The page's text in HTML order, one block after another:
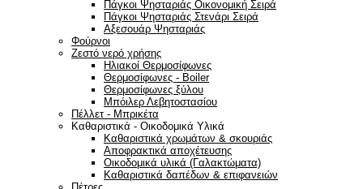
Πάγκοι Ψησταριάς Οικονομική Σειρά
Πάγκοι Ψησταριάς Στενάρι Σειρά
Αξεσουάρ Ψησταριάς
Φούρνοι
Ζεστό νερό χρήσης
Ηλιακοί Θερμοσίφωνες
Θερμοσίφωνες - Boiler
Θερμοσίφωνες ξύλου
Μπόιλερ Λεβητοστασίου
Πέλλετ - Μπρικέτα
Καθαριστικά - Οικοδομικά Υλικά
Καθαριστικά χρωμάτων & σκουριάς
Αποφρακτικά αποχέτευσης
Οικοδομικά υλικά (Γαλακτώματα)
Καθαριστικά δαπέδων & επιφανειών